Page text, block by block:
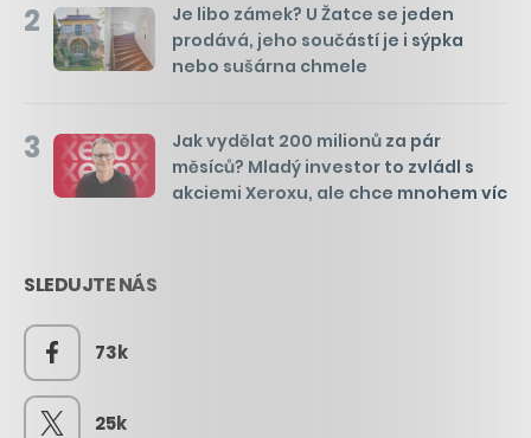
2
Je libo zámek? U Žatce se jeden
prodává, jeho součástí je i sýpka
nebo sušárna chmele
3
Jak vydělat 200 milionů za pár
měsíců? Mladý investor to zvládl s
akciemi Xeroxu, ale chce mnohem víc
SLEDUJTE NÁS
73k
25k